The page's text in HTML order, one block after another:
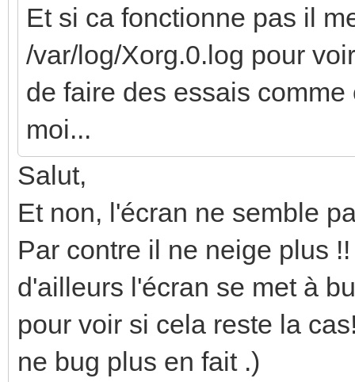
Option
Option
Option
Option
EndSection
Et si ca fonctionne pas il
/var/log/Xorg.0.log pour
de faire des essais
moi...
Salut,
Et non, l'écran ne semble
Par contre il ne neige plus
d'ailleurs l'écran se met à
pour voir si cela reste la
ne bug plus en fait .)